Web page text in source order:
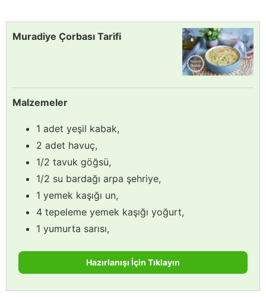
Muradiye Çorbası Tarifi
Malzemeler
1 adet yeşil kabak,
2 adet havuç,
1/2 tavuk göğsü,
1/2 su bardağı arpa şehriye,
1 yemek kaşığı un,
4 tepeleme yemek kaşığı yoğurt,
1 yumurta sarısı,
Hazırlanışı İçin Tıklayın